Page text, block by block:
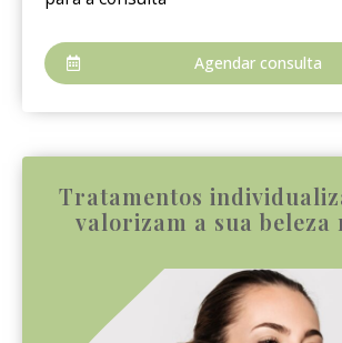
Agendar consulta
Tratamentos
valorizam a sua